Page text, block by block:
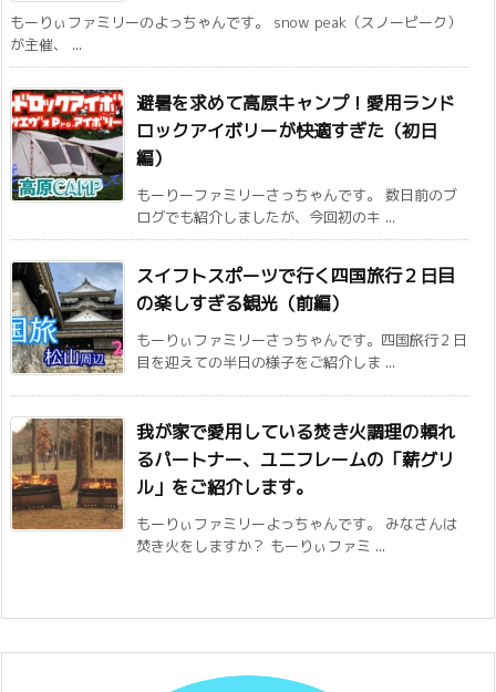
もーりぃファミリーのよっちゃんです。 snow peak（スノーピーク）
が主催、 ...
避暑を求めて高原キャンプ！愛用ランド
ロックアイボリーが快適すぎた（初日
編）
もーりーファミリーさっちゃんです。 数日前のブ
ログでも紹介しましたが、今回初のキ ...
スイフトスポーツで行く四国旅行２日目
の楽しすぎる観光（前編）
もーりぃファミリーさっちゃんです。四国旅行２日
目を迎えての半日の様子をご紹介しま ...
我が家で愛用している焚き火調理の頼れ
るパートナー、ユニフレームの「薪グリ
ル」をご紹介します。
もーりぃファミリーよっちゃんです。 みなさんは
焚き火をしますか？ もーりぃファミ ...